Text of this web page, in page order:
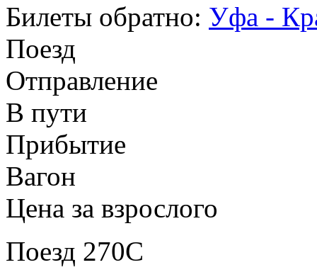
Билеты обратно: Уфа -
Поезд
Отправление
В пути
Прибытие
Вагон
Цена за взрослого
Поезд 270С